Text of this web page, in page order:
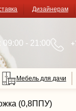
Дизайнерам
- 21:00
Мебель для дачи
(0,8ППУ)